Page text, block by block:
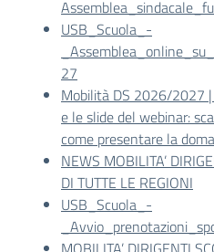
USB_Scuola_-
27
Mobilità DS 2026/2027
e le slide del webinar:
come presentare la
NEWS MOBILITA’
DI TUTTE LE REGIONI
USB_Scuola_-